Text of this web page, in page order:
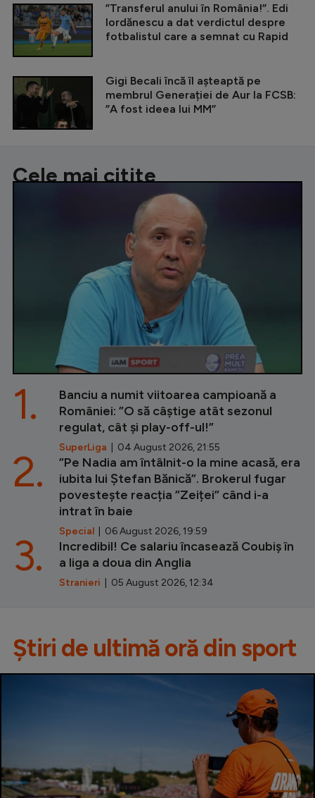
”Transferul anului în România!”. Edi
Iordănescu a dat verdictul despre
fotbalistul care a semnat cu Rapid
Gigi Becali încă îl așteaptă pe
membrul Generației de Aur la FCSB:
”A fost ideea lui MM”
Cele mai citite
Banciu a numit viitoarea campioană a
României: ”O să câștige atât sezonul
regulat, cât și play-off-ul!”
SuperLiga | 04 August 2026, 21:55
1.
”Pe Nadia am întâlnit-o la mine acasă, era
iubita lui Ștefan Bănică”. Brokerul fugar
povestește reacția ”Zeiței” când i-a
intrat în baie
Special | 06 August 2026, 19:59
2.
Incredibil! Ce salariu încasează Coubiș în
a liga a doua din Anglia
Stranieri | 05 August 2026, 12:34
3.
Știri de ultimă oră din sport